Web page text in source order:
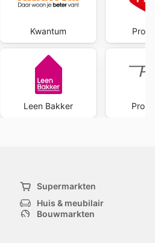
Kwantum
Leen Bakker
Supermarkten
Huis & meubilair
Bouwmarkten